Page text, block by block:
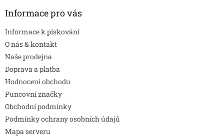
Informace pro vás
Informace k pískování
O nás & kontakt
Naše prodejna
Doprava a platba
Hodnocení obchodu
Puncovní značky
Obchodní podmínky
Podmínky ochrany osobních údajů
Mapa serveru